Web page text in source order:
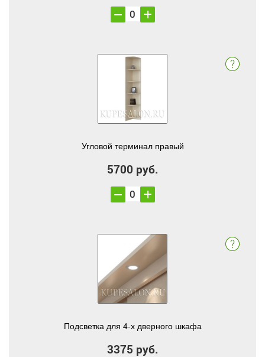
Угловой терминал правый
5700 руб.
Подсветка для 4-х дверного шкафа
3375 руб.